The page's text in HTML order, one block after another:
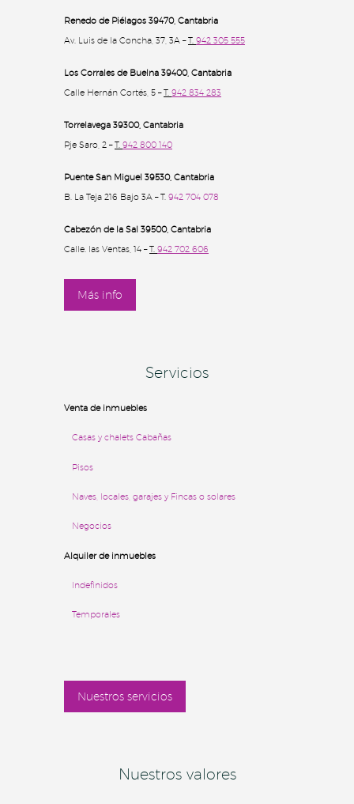
Renedo de Piélagos 39470, Cantabria
Av. Luis de la Concha, 37, 3A –T. 942 305 555
Los Corrales de Buelna 39400, Cantabria
Calle Hernán Cortés, 5 –T. 942 834 283
Torrelavega 39300, Cantabria
Pje Saro, 2 –T. 942 800 140
Puente San Miguel 39530, Cantabria
B. La Teja 216 Bajo 3A – T. 942 704 078
Cabezón de la Sal 39500, Cantabria
Calle. las Ventas, 14 –T. 942 702 606
Más info
Servicios
Venta de inmuebles
Casas y chalets Cabañas
Pisos
Naves, locales, garajes y Fincas o solares
Negocios
Alquiler de inmuebles
Indefinidos
Temporales
Nuestros servicios
Nuestros valores